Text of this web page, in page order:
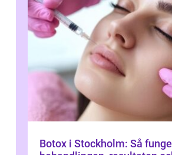
Botox i Stockholm: Så